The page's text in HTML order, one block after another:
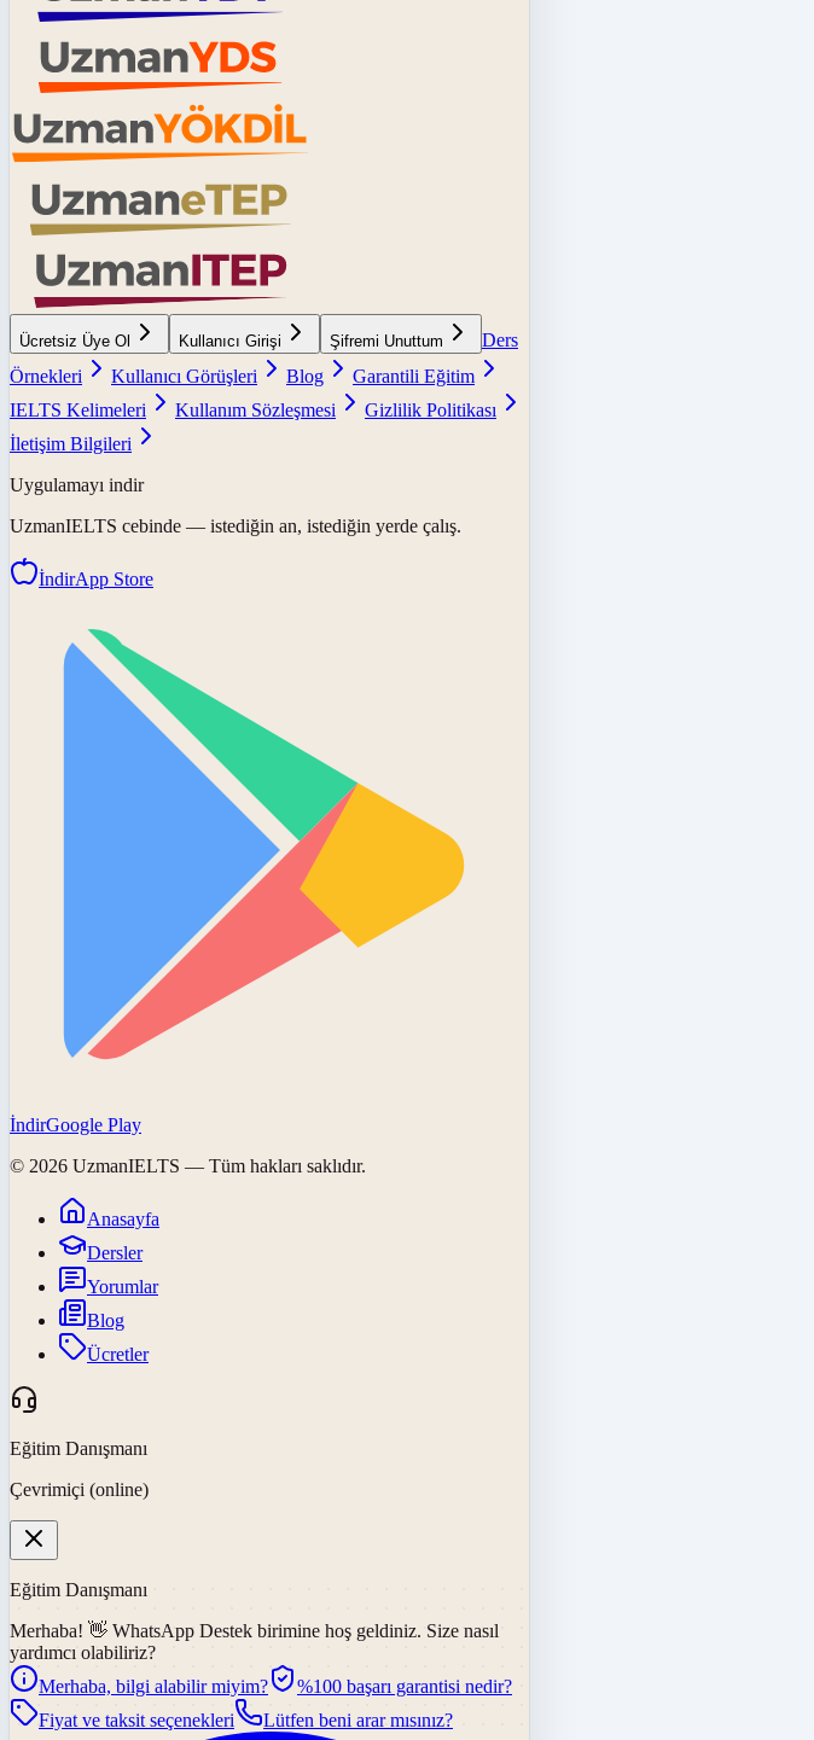
Ücretsiz Üye Ol Kullanıcı Girişi Şifremi Unuttum
Ders
Örnekleri
Kullanıcı Görüşleri Blog
Garantili Eğitim
IELTS Kelimeleri
Kullanım Sözleşmesi
Gizlilik Politikası
İletişim Bilgileri
Uygulamayı indir
UzmanIELTS cebinde — istediğin an, istediğin yerde çalış.
İndirApp Store
İndirGoogle Play
© 2026 UzmanIELTS — Tüm hakları saklıdır.
Anasayfa
Dersler
Yorumlar
Blog
Ücretler
Eğitim Danışmanı
Çevrimiçi (online)
Eğitim Danışmanı
Merhaba! 👋 WhatsApp Destek birimine hoş geldiniz. Size nasıl
yardımcı olabiliriz?
Merhaba, bilgi alabilir miyim?
%100 başarı garantisi nedir?
Fiyat ve taksit seçenekleri
Lütfen beni arar mısınız?